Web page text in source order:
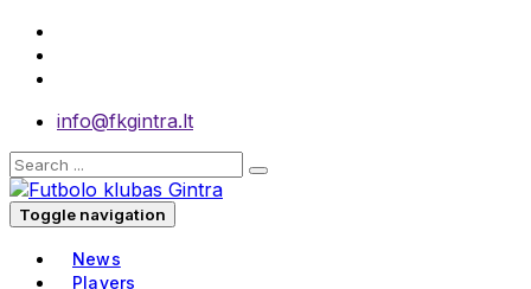
info@fkgintra.lt
Toggle navigation
News
Players